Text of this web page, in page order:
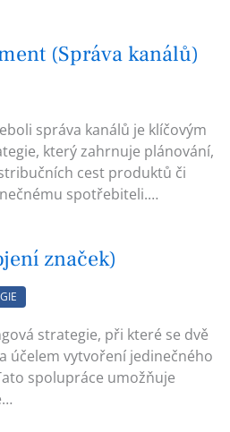
(Správa kanálů)
správa kanálů je klíčovým
který zahrnuje plánování,
cest produktů či
spotřebiteli.…
značek)
strategie, při které se dvě
účelem vytvoření jedinečného
spolupráce umožňuje